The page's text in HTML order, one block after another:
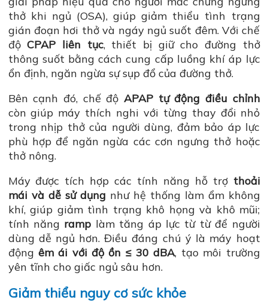
thở khi ngủ (OSA), giúp giảm thiểu tình trạng
gián đoạn hơi thở và ngáy ngủ suốt đêm. Với chế
độCPAP liên tục, thiết bị giữ cho đường thở
thông suốt bằng cách cung cấp luồng khí áp lực
ổn định, ngăn ngừa sự sụp đổ của đường thở.
Bên cạnh đó, chế độ APAP tự động điều chỉnh
còn giúp máy thích nghi với từng thay đổi nhỏ
trong nhịp thở của người dùng, đảm bảo áp lực
phù hợp để ngăn ngừa các cơn ngưng thở hoặc
thở nông.
Máy được tích hợp các tính năng hỗ trợ thoải
mái và dễ sử dụng như hệ thống làm ẩm không
khí, giúp giảm tình trạng khô họng và khô mũi;
tính năng ramp làm tăng áp lực từ từ để người
dùng dễ ngủ hơn. Điều đáng chú ý là máy hoạt
động êm ái với độ ồn ≤ 30 dBA, tạo môi trường
yên tĩnh cho giấc ngủ sâu hơn.
Giảm thiểu nguy cơ sức khỏe